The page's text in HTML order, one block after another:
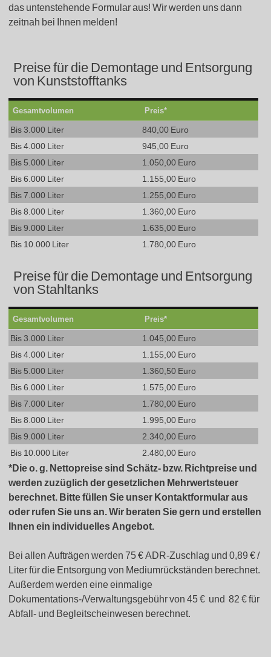
das untenstehende Formular aus! Wir werden uns dann
zeitnah bei Ihnen melden!
Preise für die Demontage und Entsorgung
von Kunststofftanks
Gesamtvolumen Preis*
Bis 3.000 Liter
840,00 Euro
Bis 4.000 Liter
945,00 Euro
Bis 5.000 Liter
1.050,00 Euro
Bis 6.000 Liter
1.155,00 Euro
Bis 7.000 Liter
1.255,00 Euro
Bis 8.000 Liter
1.360,00 Euro
Bis 9.000 Liter
1.635,00 Euro
Bis 10.000 Liter
1.780,00 Euro
Preise für die Demontage und Entsorgung
von Stahltanks
Gesamtvolumen Preis*
Bis 3.000 Liter
1.045,00 Euro
Bis 4.000 Liter
1.155,00 Euro
Bis 5.000 Liter
1.360,50 Euro
Bis 6.000 Liter
1.575,00 Euro
Bis 7.000 Liter
1.780,00 Euro
Bis 8.000 Liter
1.995,00 Euro
Bis 9.000 Liter
2.340,00 Euro
Bis 10.000 Liter
2.480,00 Euro
*Die o. g. Nettopreise sind Schätz- bzw. Richtpreise und
werden zuzüglich der gesetzlichen Mehrwertsteuer
berechnet. Bitte füllen Sie unser Kontaktformular aus
oder rufen Sie uns an. Wir beraten Sie gern und erstellen
Ihnen ein individuelles Angebot.
Bei allen Aufträgen werden 75 € ADR-Zuschlag und 0,89 € /
Liter für die Entsorgung von Mediumrückständen berechnet.
Außerdem werden eine einmalige
Dokumentations-/Verwaltungsgebühr von 45 € und 82 € für
Abfall- und Begleitscheinwesen berechnet.